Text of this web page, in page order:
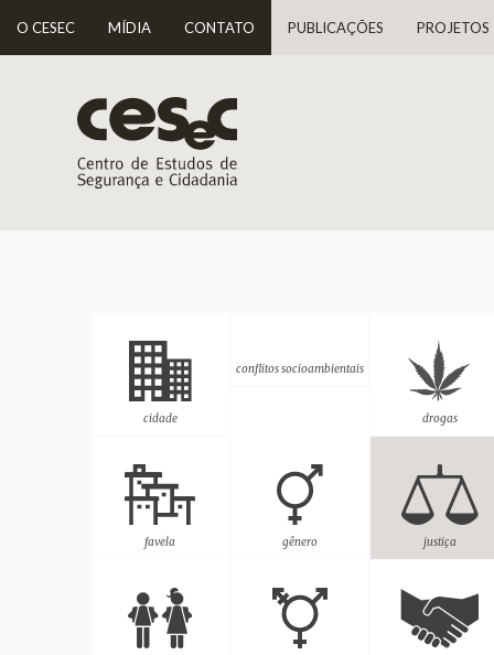
O CESEC MÍDIA CONTATO PUBLICAÇÕES PROJETOS
cidade
conflitos socioambientais
drogas
favela gênero justiça